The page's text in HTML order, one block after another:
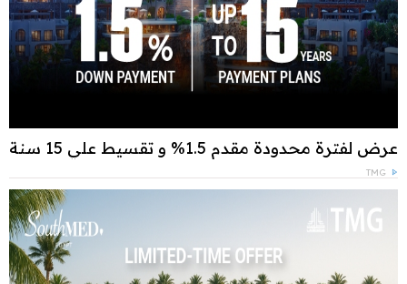
عرض لفترة محدودة مقدم 1.5% و تقسيط علي 15 سنة
TMG